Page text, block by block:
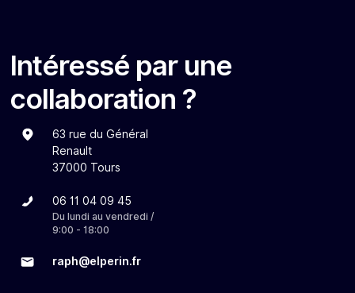
Intéressé par une
collaboration ?
63 rue du Général
Renault
37000 Tours
06 11 04 09 45
Du lundi au vendredi /
9:00 - 18:00
raph@elperin.fr